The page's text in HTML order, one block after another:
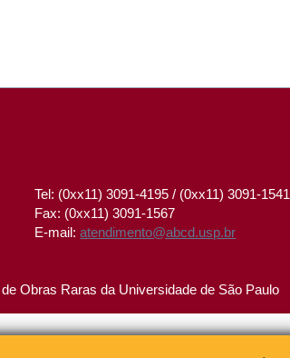
Tel: (0xx11) 3091-4195 / (0xx11) 3091-1541
Fax: (0xx11) 3091-1567
E-mail:atendimento@abcd.usp.br
Obras Raras da Universidade de São Paulo